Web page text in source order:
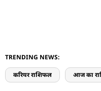
TRENDING NEWS:
करियर राशिफल आज का